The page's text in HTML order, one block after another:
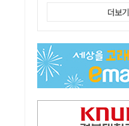
"경로당 통장에 비밀번호가 적혀 있다"…
예안향교 대성전, '
휠체어 환자 발로 밀어 숨지게 한
박권현 청도군수, 국무총리에 "청도
더보기